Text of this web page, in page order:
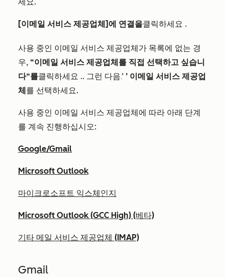
[이메일 서비스 제공업체]에 연결을클릭하세요 .
사용 중인 이메일 서비스 제공업체가 목록에 없는 경
우, “이메일 서비스 제공업체를 직접 선택하고 싶습니
다”를클릭하세요 .. 그런 다음,‘ ’ 이메일 서비스 제공업
체를 선택하세요.
사용 중인 이메일 서비스 제공업체에 따라 아래 단계
를 계속 진행하십시오:
Google/Gmail
Microsoft Outlook
마이크로소프트 익스체인지
Microsoft Outlook (GCC High) (베타)
기타 메일 서비스 제공업체 (IMAP)
Gmail